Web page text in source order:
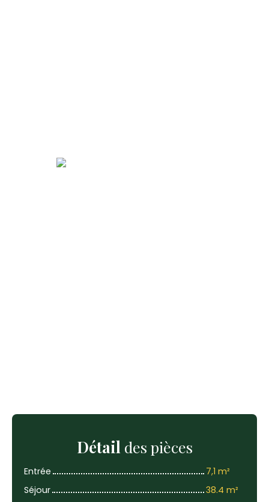
Détail des pièces
Entrée
7,1 m²
Séjour
38.4 m²